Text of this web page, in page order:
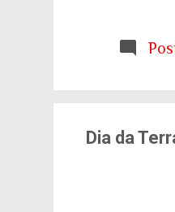
etária que
Dia da